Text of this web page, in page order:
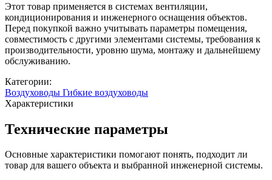
Этот товар применяется в системах вентиляции,
кондиционирования и инженерного оснащения объектов.
Перед покупкой важно учитывать параметры помещения,
совместимость с другими элементами системы, требования к
производительности, уровню шума, монтажу и дальнейшему
обслуживанию.
Категории:
Воздуховоды Гибкие воздуховоды
Характеристики
Технические параметры
Основные характеристики помогают понять, подходит ли
товар для вашего объекта и выбранной инженерной системы.